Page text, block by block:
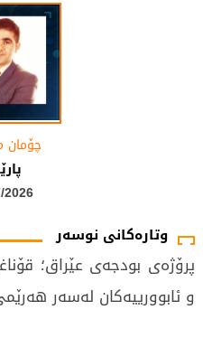
چۆمان
2026
وتارەکانی نوسەر
پرۆژەی بودجەی عێراق؛
و ئابوورییەکان لەسەر